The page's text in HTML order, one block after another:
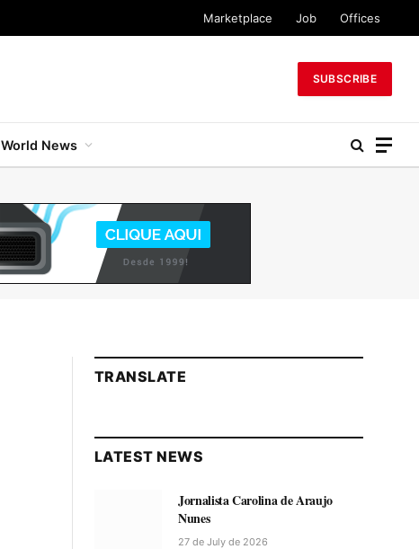
Marketplace Job Offices
SUBSCRIBE
World News
TRANSLATE
LATEST NEWS
Jornalista Carolina de Araujo
Nunes
27 de July de 2026